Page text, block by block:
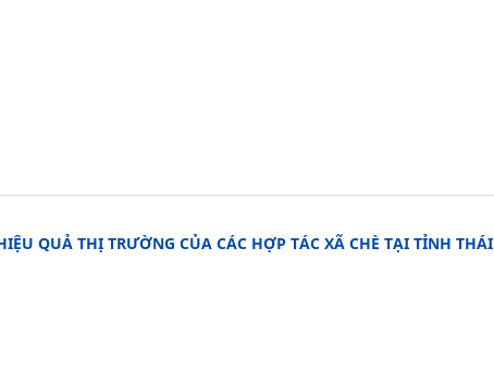
QUẢ THỊ TRƯỜNG CỦA CÁC HỢP TÁC XÃ CHÈ TẠI TỈNH THÁI